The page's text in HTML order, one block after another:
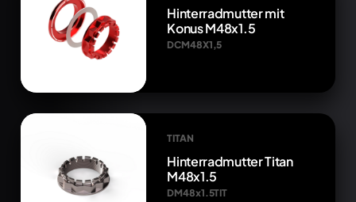
Hinterradmutter mit
Konus M48x1.5
DCM48X1,5
TITAN
Hinterradmutter Titan
M48x1.5
DM48x1.5TIT